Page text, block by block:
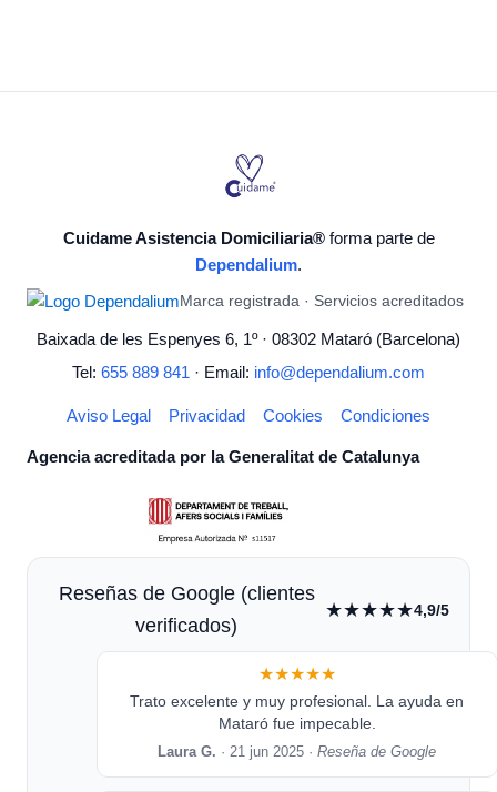
Cuidame Asistencia Domiciliaria®forma parte de
Dependalium.
Marca registrada · Servicios acreditados
Baixada de les Espenyes 6, 1º · 08302 Mataró (Barcelona)
Tel: 655 889 841 · Email: info@dependalium.com
Aviso Legal Privacidad Cookies Condiciones
Agencia acreditada por la Generalitat de Catalunya
Reseñas de Google (clientes
verificados)
★★★★★4,9/5
★★★★★
Trato excelente y muy profesional. La ayuda en
Mataró fue impecable.
Laura G. · 21 jun 2025 ·Reseña de Google